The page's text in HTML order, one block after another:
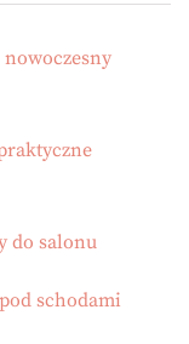
do salonu
schodami